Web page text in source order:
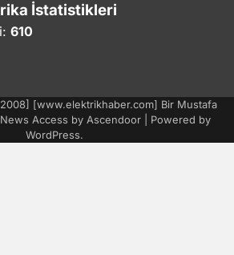
İstatistikleri
610
[www.elektrikhaber.com] Bir Mustafa
News Access by Ascendoor | Powered by
WordPress.